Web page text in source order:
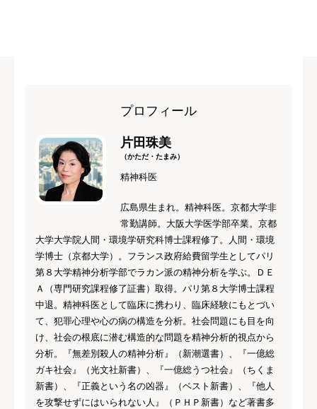
プロフィール
片田珠美
（かただ・たまみ）
精神科医
広島県生まれ。精神科医。京都大学非
常勤講師。大阪大学医学部卒業。京都
大学大学院人間・環境学研究科博士課程修了。人間・環境
学博士（京都大学）。フランス政府給費留学生としてパリ
第８大学精神分析学部でラカン派の精神分析を学ぶ。ＤＥ
Ａ（専門研究課程修了証書）取得。パリ第８大学博士課程
中退。精神科医として臨床に携わり、臨床経験にもとづい
て、犯罪心理や心の病の構造を分析。社会問題にも目を向
け、社会の根底に潜む構造的な問題を精神分析的視点から
分析。『無差別殺人の精神分析』（新潮選書）、『一億総
ガキ社会』（光文社新書）、『一億総うつ社会』（ちくま
新書）、『正義という名の凶器』（ベスト新書）、『他人
を攻撃せずにはいられない人』（ＰＨＰ新書）など著書多